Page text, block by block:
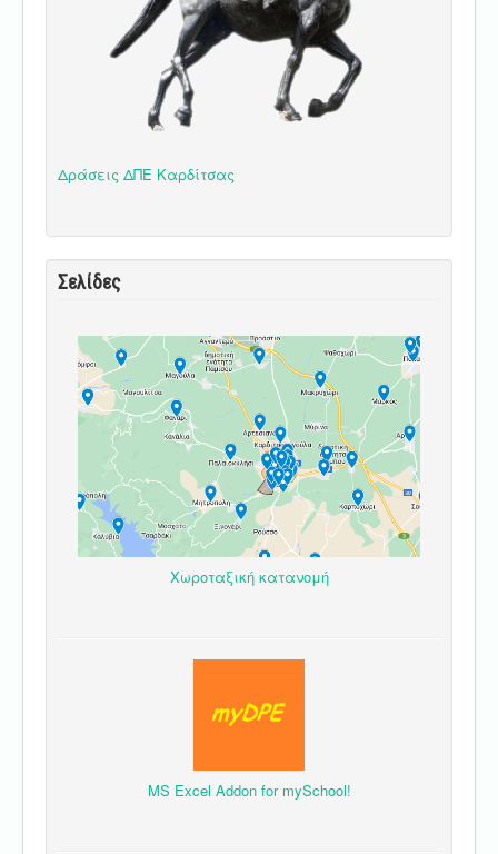
Δράσεις ΔΠΕ Καρδίτσας
Σελίδες
Χωροταξική κατανομή
MS Excel Addon for mySchool!